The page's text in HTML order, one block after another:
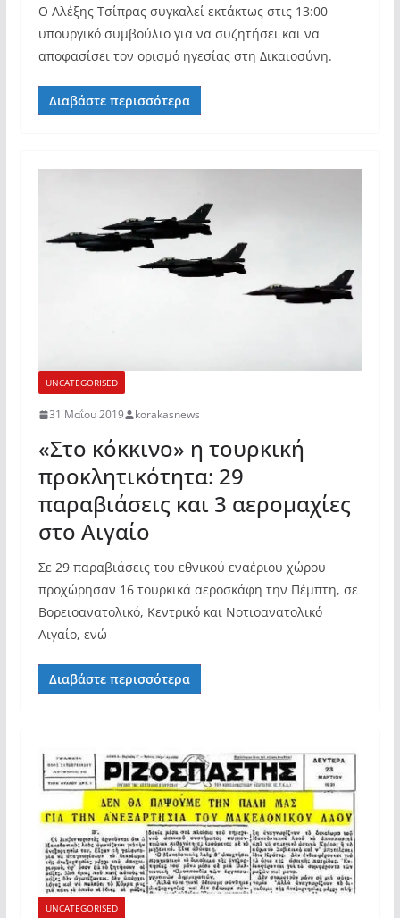
Ο Αλέξης Τσίπρας συγκαλεί εκτάκτως στις 13:00
υπουργικό συμβούλιο για να συζητήσει και να
αποφασίσει τον ορισμό ηγεσίας στη Δικαιοσύνη.
Διαβάστε περισσότερα
UNCATEGORISED
31 Μαΐου 2019 korakasnews
«Στο κόκκινο» η τουρκική
προκλητικότητα: 29
παραβιάσεις και 3 αερομαχίες
στο Αιγαίο
Σε 29 παραβιάσεις του εθνικού εναέριου χώρου
προχώρησαν 16 τουρκικά αεροσκάφη την Πέμπτη, σε
Βορειοανατολικό, Κεντρικό και Νοτιοανατολικό
Αιγαίο, ενώ
Διαβάστε περισσότερα
UNCATEGORISED